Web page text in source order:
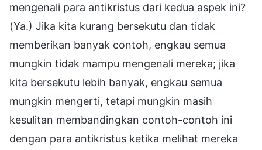
mengenali para antikristus dari kedua aspek ini?
(Ya.) Jika kita kurang bersekutu dan tidak
memberikan banyak contoh, engkau semua
mungkin tidak mampu mengenali mereka; jika
kita bersekutu lebih banyak, engkau semua
mungkin mengerti, tetapi mungkin masih
kesulitan membandingkan contoh-contoh ini
dengan para antikristus ketika melihat mereka